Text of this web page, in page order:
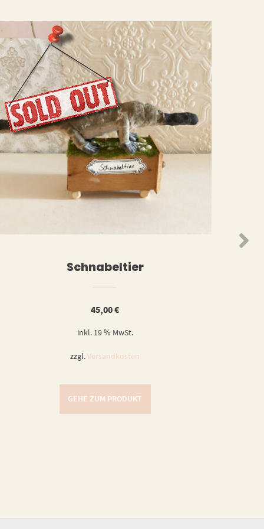
Schnabeltier
45,00€
inkl. 19 % MwSt.
zzgl.Versandkosten
GEHE ZUM PRODUKT